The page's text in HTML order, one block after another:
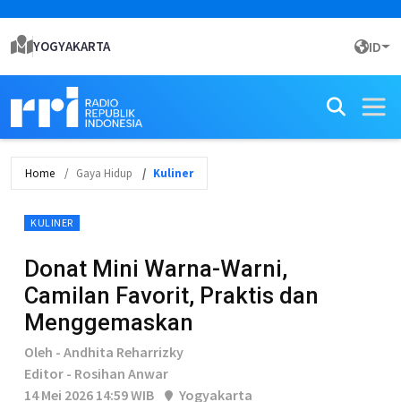
YOGYAKARTA ID
Home Gaya Hidup Kuliner
KULINER
Donat Mini Warna-Warni,
Camilan Favorit, Praktis dan
Menggemaskan
Oleh - Andhita Reharrizky
Editor - Rosihan Anwar
14 Mei 2026 14:59 WIB
Yogyakarta